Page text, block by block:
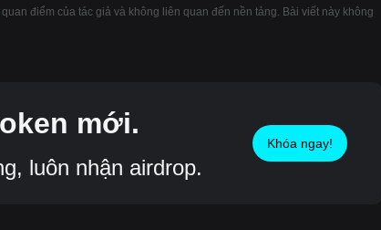
điểm của tác giả và không liên quan đến nền tảng. Bài viết này không
mới.
luôn nhận airdrop.
Khóa ngay!